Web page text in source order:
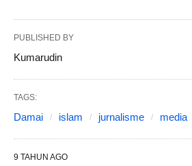
PUBLISHED BY
Kumarudin
TAGS:
Damai islam jurnalisme media
9 TAHUN AGO